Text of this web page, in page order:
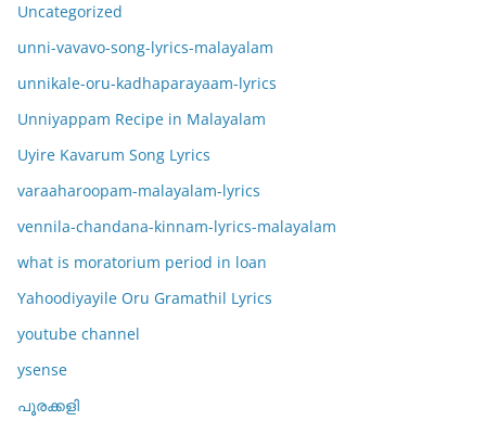
Uncategorized
unni-vavavo-song-lyrics-malayalam
unnikale-oru-kadhaparayaam-lyrics
Unniyappam Recipe in Malayalam
Uyire Kavarum Song Lyrics
varaaharoopam-malayalam-lyrics
vennila-chandana-kinnam-lyrics-malayalam
what is moratorium period in loan
Yahoodiyayile Oru Gramathil Lyrics
youtube channel
ysense
പൂരക്കളി